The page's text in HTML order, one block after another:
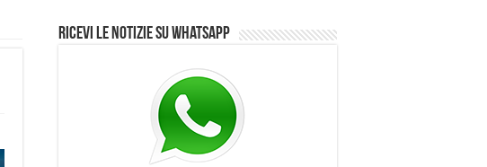
Ricevi le notizie su Whatsapp